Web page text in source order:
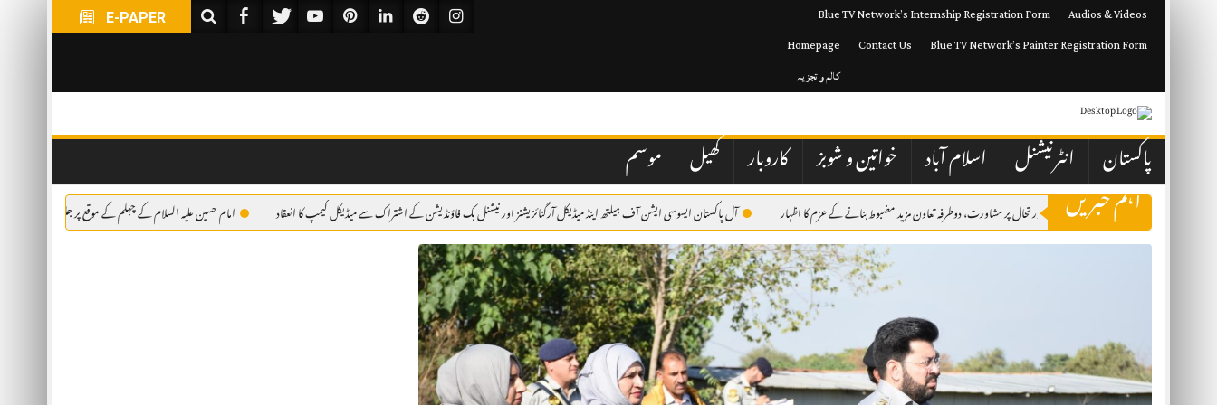
to
E-PAPER Audios & Videos
Blue TV Network’s Internship Registration Form
Blue TV Network’s Painter Registration Form
Contact Us
Homepage
کالم و تجزیہ
پاکستان انٹرنیشنل اسلام آباد خواتین و شوبز کاروبار کھیل موسم
اہم خبریں
کویت نے مشرقِ وسطیٰ کی صورتحال پر مشاورت، دوطرفہ تعاون مزید مضبوط بنانے کے عزم کا اظہار آل پاکستان ایسوسی ایشن آف ہیلتھ اینڈ میڈیکل آرگنائزیشنز اور نیشنل بک فاؤنڈیشن کے اشتراک سے میڈیکل کیمپ کا انعقاد امام حسین علیہ السلام کے چہلم کے موقع پر جلوس کے شرکاء کے لئے فری